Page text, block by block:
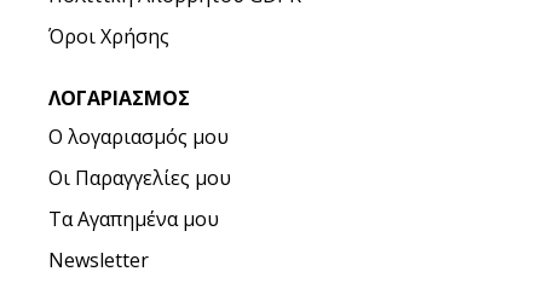
Όροι Χρήσης
ΛΟΓΑΡΙΑΣΜΌΣ
Ο λογαριασμός μου
Οι Παραγγελίες μου
Τα Αγαπημένα μου
Newsletter